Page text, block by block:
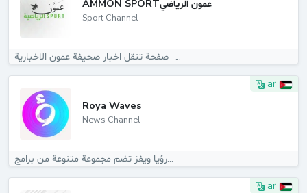
AMMON SPORTعمون الرياضي
Sport Channel
صفحة تنقل اخبار صحيفة عمون الاخبارية -...
ar
Roya Waves
News Channel
رؤيا ويفز تضم مجموعة متنوعة من برامج...
ar